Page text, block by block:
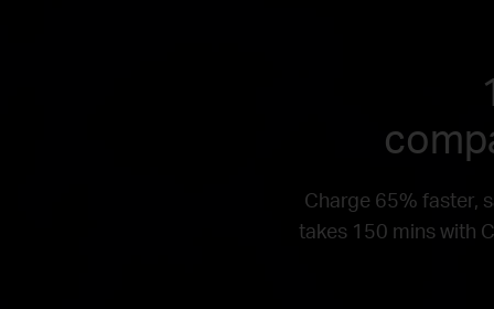
Charge 65% faster,
takes 150 mins with